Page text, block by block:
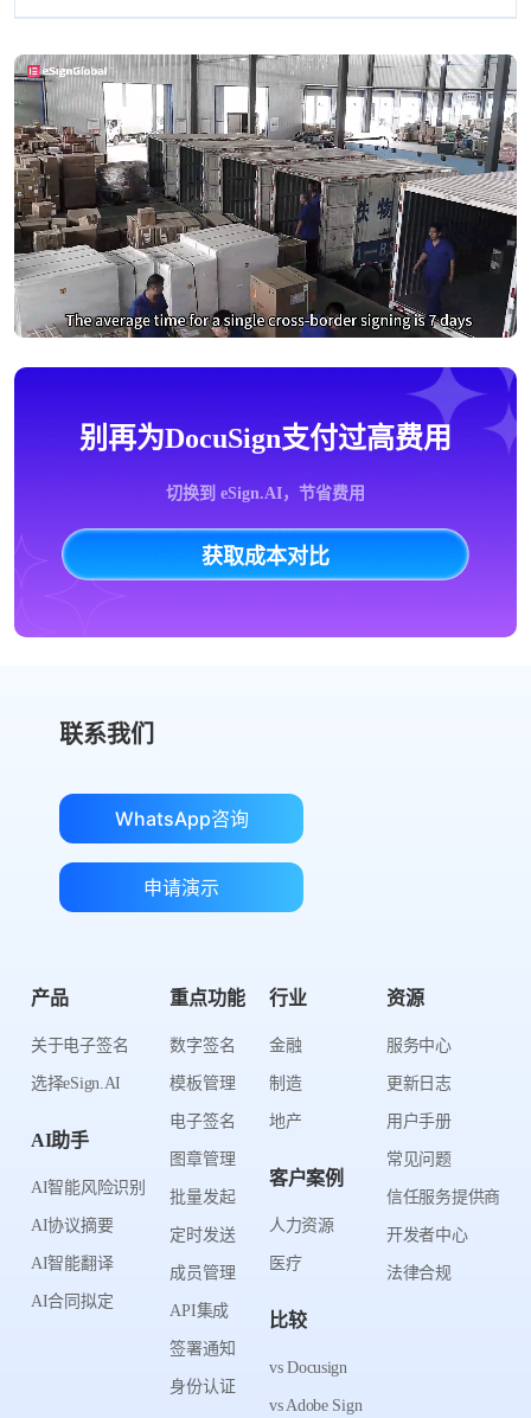
别再为DocuSign支付过高费用
切换到 eSign.AI，节省费用
获取成本对比
联系我们
WhatsApp咨询
申请演示
产品
关于电子签名
选择eSign.AI
AI助手
AI智能风险识别
AI协议摘要
AI智能翻译
AI合同拟定
重点功能
数字签名
模板管理
电子签名
图章管理
批量发起
定时发送
成员管理
API集成
签署通知
身份认证
行业
金融
制造
地产
客户案例
人力资源
医疗
比较
vs Docusign
vs Adobe Sign
资源
服务中心
更新日志
用户手册
常见问题
信任服务提供商
开发者中心
法律合规